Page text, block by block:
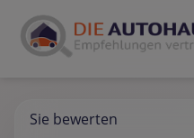
Sie bewerten